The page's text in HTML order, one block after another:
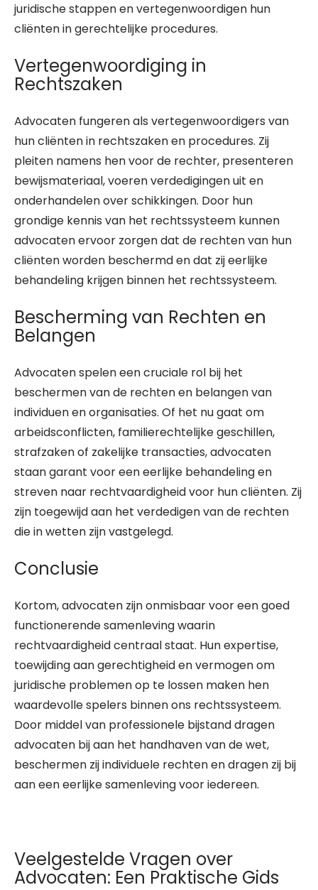
juridische stappen en vertegenwoordigen hun
cliënten in gerechtelijke procedures.
Vertegenwoordiging in
Rechtszaken
Advocaten fungeren als vertegenwoordigers van
hun cliënten in rechtszaken en procedures. Zij
pleiten namens hen voor de rechter, presenteren
bewijsmateriaal, voeren verdedigingen uit en
onderhandelen over schikkingen. Door hun
grondige kennis van het rechtssysteem kunnen
advocaten ervoor zorgen dat de rechten van hun
cliënten worden beschermd en dat zij eerlijke
behandeling krijgen binnen het rechtssysteem.
Bescherming van Rechten en
Belangen
Advocaten spelen een cruciale rol bij het
beschermen van de rechten en belangen van
individuen en organisaties. Of het nu gaat om
arbeidsconflicten, familierechtelijke geschillen,
strafzaken of zakelijke transacties, advocaten
staan garant voor een eerlijke behandeling en
streven naar rechtvaardigheid voor hun cliënten. Zij
zijn toegewijd aan het verdedigen van de rechten
die in wetten zijn vastgelegd.
Conclusie
Kortom, advocaten zijn onmisbaar voor een goed
functionerende samenleving waarin
rechtvaardigheid centraal staat. Hun expertise,
toewijding aan gerechtigheid en vermogen om
juridische problemen op te lossen maken hen
waardevolle spelers binnen ons rechtssysteem.
Door middel van professionele bijstand dragen
advocaten bij aan het handhaven van de wet,
beschermen zij individuele rechten en dragen zij bij
aan een eerlijke samenleving voor iedereen.
Veelgestelde Vragen over
Advocaten: Een Praktische Gids